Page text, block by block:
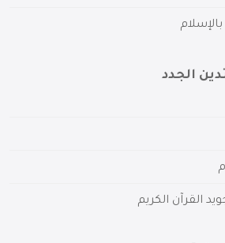
الجدد
القرآن الكريم